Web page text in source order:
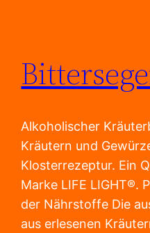
Alkoholischer
Kräutern und
Klosterrezeptur. Ein
Marke LIFE LIGHT®.
der Nährstoffe Die
aus erlesenen